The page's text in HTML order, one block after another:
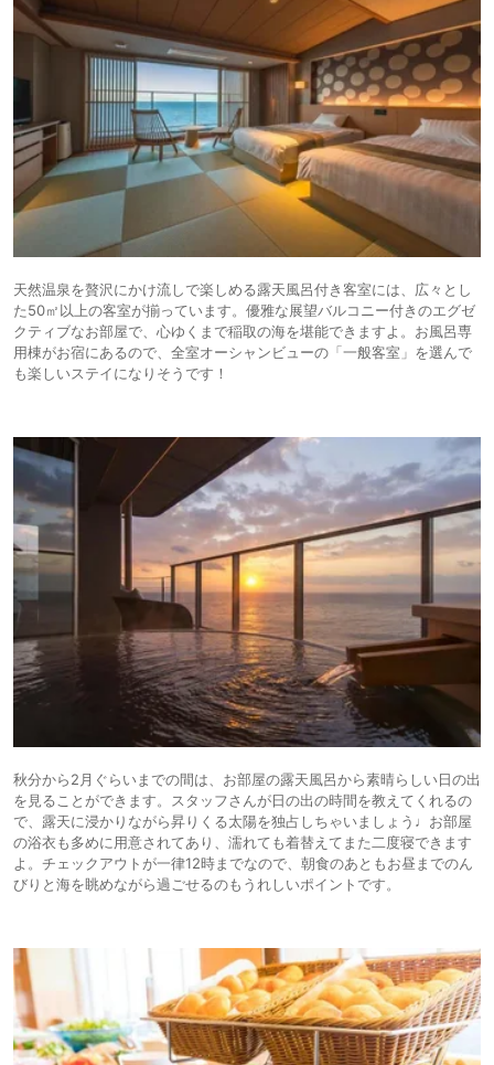
天然温泉を贅沢にかけ流しで楽しめる露天風呂付き客室には、広々とし
た50㎡以上の客室が揃っています。優雅な展望バルコニー付きのエグゼ
クティブなお部屋で、心ゆくまで稲取の海を堪能できますよ。お風呂専
用棟がお宿にあるので、全室オーシャンビューの「一般客室」を選んで
も楽しいステイになりそうです！
秋分から2月ぐらいまでの間は、お部屋の露天風呂から素晴らしい日の出
を見ることができます。スタッフさんが日の出の時間を教えてくれるの
で、露天に浸かりながら昇りくる太陽を独占しちゃいましょう♩お部屋
の浴衣も多めに用意されてあり、濡れても着替えてまた二度寝できます
よ。チェックアウトが一律12時までなので、朝食のあともお昼までのん
びりと海を眺めながら過ごせるのもうれしいポイントです。